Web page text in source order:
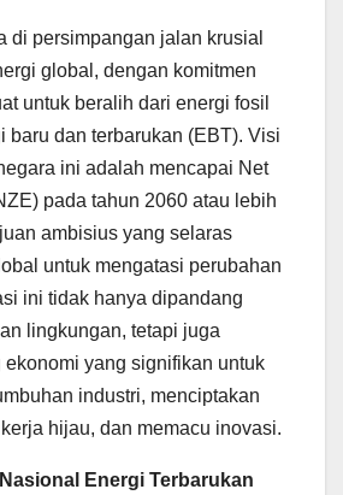
di persimpangan jalan krusial
global, dengan komitmen
untuk beralih dari energi fosil
baru dan terbarukan (EBT). Visi
ini adalah mencapai Net
pada tahun 2060 atau lebih
ambisius yang selaras
untuk mengatasi perubahan
ini tidak hanya dipandang
lingkungan, tetapi juga
yang signifikan untuk
industri, menciptakan
hijau, dan memacu inovasi.
Energi Terbarukan